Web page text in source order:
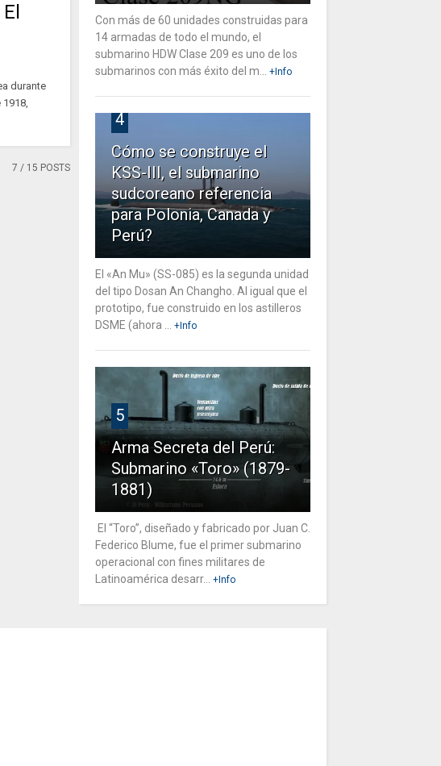
durante
1918,
7 / 15 POSTS
Con más de 60 unidades construidas para
14 armadas de todo el mundo, el
submarino HDW Clase 209 es uno de los
submarinos con más éxito del m...
+Info
4
Cómo se construye el
KSS-III, el submarino
sudcoreano referencia
para Polonia, Canada y
Perú?
El «An Mu» (SS-085) es la segunda unidad
del tipo Dosan An Changho. Al igual que el
prototipo, fue construido en los astilleros
DSME (ahora ...
+Info
5
Arma Secreta del Perú:
Submarino «Toro» (1879-
1881)
El “Toro”, diseñado y fabricado por Juan C.
Federico Blume, fue el primer submarino
operacional con fines militares de
Latinoamérica desarr...
+Info